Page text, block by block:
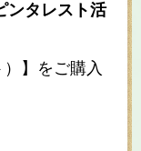
ンタレスト活
）】をご購入